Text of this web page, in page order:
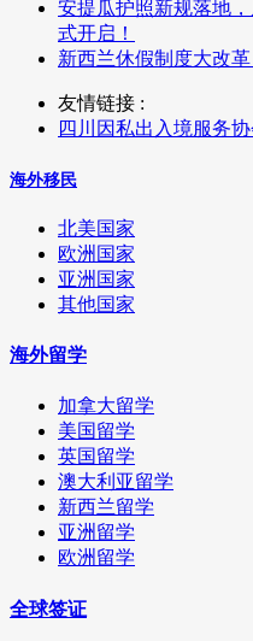
安提瓜护照新规落地
式开启！
新西兰休假制度大改
友情链接 :
四川因私出入境服务
海外移民
北美国家
欧洲国家
亚洲国家
其他国家
海外留学
加拿大留学
美国留学
英国留学
澳大利亚留学
新西兰留学
亚洲留学
欧洲留学
全球签证